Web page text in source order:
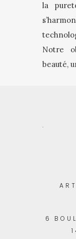
la
Notre
beauté,
.
6